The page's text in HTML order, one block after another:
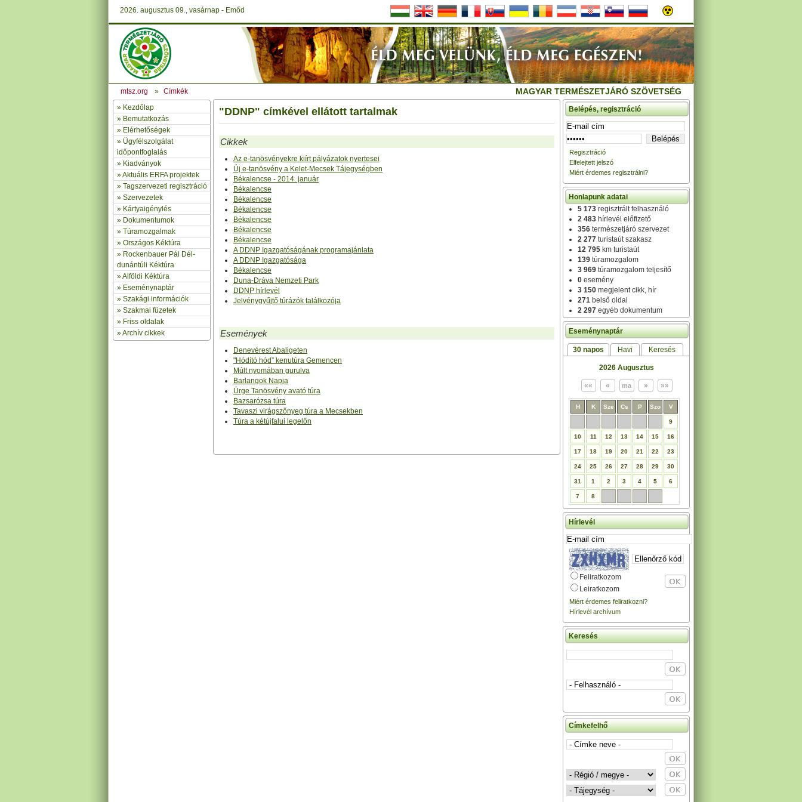
2026. augusztus 09., vasárnap - Emőd
mtsz.org » Címkék MAGYAR TERMÉSZETJÁRÓ SZÖVETSÉG
» Kezdőlap
» Bemutatkozás
» Elérhetőségek
» Ügyfélszolgálat
időpontfoglalás
» Kiadványok
»Aktuális ERFA projektek
» Tagszervezeti regisztráció
» Szervezetek
» Kártyaigénylés
» Dokumentumok
» Túramozgalmak
» Országos Kéktúra
» Rockenbauer Pál Dél-
dunántúli Kéktúra
»Alföldi Kéktúra
» Eseménynaptár
» Szakági információk
» Szakmai füzetek
» Friss oldalak
»Archív cikkek
"DDNP" címkével ellátott tartalmak
Cikkek
Az e-tanösvényekre kiírt pályázatok nyertesei
Új e-tanösvény a Kelet-Mecsek Tájegységben
Békalencse - 2014. január
Békalencse
Békalencse
Békalencse
Békalencse
Békalencse
Békalencse
A DDNP Igazgatóságának programajánlata
A DDNP Igazgatósága
Békalencse
Duna-Dráva Nemzeti Park
DDNP hírlevél
Jelvénygyűjtő túrázók találkozója
Események
Denevérest Abaligeten
"Hódító hód” kenutúra Gemencen
Múlt nyomában gurulva
Barlangok Napja
Ürge Tanösvény avató túra
Bazsarózsa túra
Tavaszi virágszőnyeg túra a Mecsekben
Túra a kétújfalui legelőn
Belépés, regisztráció
Regisztráció
Elfelejtett jelszó
Miért érdemes regisztrálni?
Honlapunk adatai
5 173 regisztrált felhasználó
2 483 hírlevél előfizető
356 természetjáró szervezet
2 277 turistaút szakasz
12 795 km turistaút
139 túramozgalom
3 969 túramozgalom teljesítő
0 esemény
3 150 megjelent cikk, hír
271 belső oldal
2 297 egyéb dokumentum
Eseménynaptár
30 napos Havi Keresés
2026 Augusztus
H K Sze Cs P Szo V
9
10 11 12 13 14 15 16
17 18 19 20 21 22 23
24 25 26 27 28 29 30
31 1 2 3 4 5 6
7 8
Hírlevél
Feliratkozom
Leiratkozom
Miért érdemes feliratkozni?
Hírlevél archívum
Keresés
Címkefelhő